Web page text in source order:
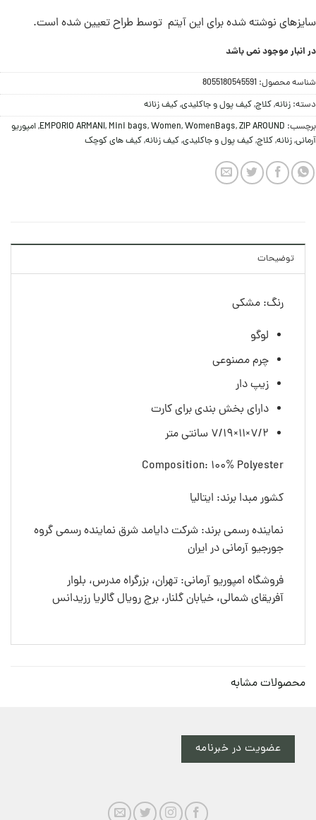
سایزهای نوشته شده برای این آیتم توسط طراح تعیین شده است.
در انبار موجود نمی باشد
شناسه محصول: 8055180545591
دسته: زنانه,کلاچ,کیف پول و جاکلیدی,کیف زنانه
برچسب:
EMPORIO ARMANI, Mini bags,Women,WomenBags,ZIP AROUND
,امپوریو
آرمانی,زنانه,کلاچ,کیف پول و جاکلیدی,کیف زنانه,کیف های کوچک
توضیحات
رنگ: مشکی
لوگو
چرم مصنوعی
زیپ دار
دارای بخش بندی برای کارت
۷/۲×۱۱×۷/۱۹ سانتی متر
Composition: 100% Polyester
کشور مبدا برند: ایتالیا
نماینده رسمی برند: شرکت دایامد شرق نماینده رسمی گروه
جورجیو آرمانی در ایران
فروشگاه امپوریو آرمانی: تهران، بزرگراه مدرس، بلوار
آفریقای شمالی، خیابان گلنار، برج رویال گالریا رزیدانس
محصولات مشابه
عضویت در خبرنامه